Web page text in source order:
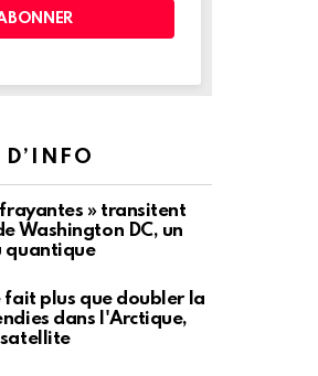
D’INFO
» transitent
Washington DC, un
quantique
fait plus que doubler la
dans l'Arctique,
satellite